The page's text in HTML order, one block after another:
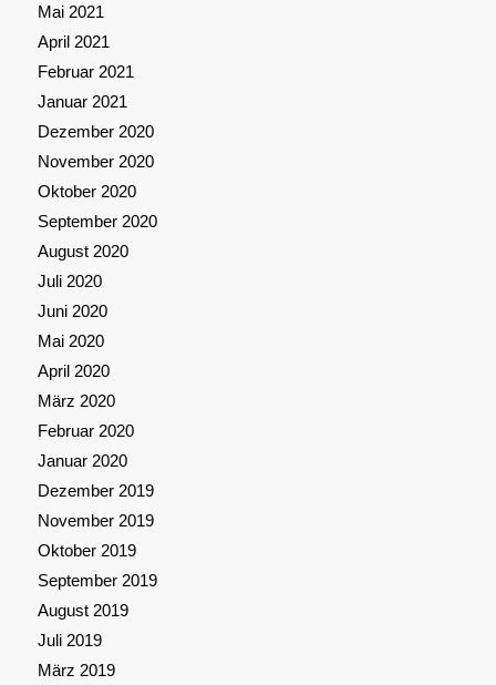
Mai 2021
April 2021
Februar 2021
Januar 2021
Dezember 2020
November 2020
Oktober 2020
September 2020
August 2020
Juli 2020
Juni 2020
Mai 2020
April 2020
März 2020
Februar 2020
Januar 2020
Dezember 2019
November 2019
Oktober 2019
September 2019
August 2019
Juli 2019
März 2019